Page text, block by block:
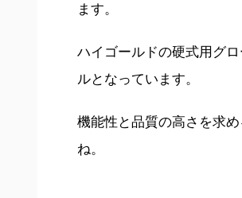
ます。
ハイゴールドの硬式用グ
ルとなっています。
機能性と品質の高さを求
ね。